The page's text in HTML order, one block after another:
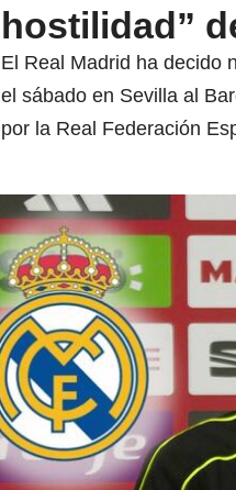
hostilidad”
El Real Madrid ha decido
el sábado en Sevilla al
por la Real Federación